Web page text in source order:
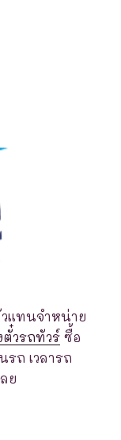
แทนจำหน่าย
ตั๋วรถทัวร์ ซื้อ
รถ เวลารถ
ย